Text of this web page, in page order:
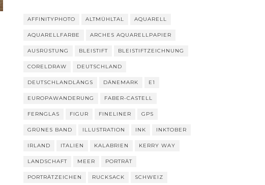
AFFINITYPHOTO ALTMÜHLTAL AQUARELL
AQUARELLFARBE ARCHES AQUARELLPAPIER
AUSRÜSTUNG BLEISTIFT BLEISTIFTZEICHNUNG
CORELDRAW DEUTSCHLAND
DEUTSCHLANDLÄNGS DÄNEMARK E1
EUROPAWANDERUNG FABER-CASTELL
FERNGLAS FIGUR FINELINER GPS
GRÜNES BAND ILLUSTRATION INK INKTOBER
IRLAND ITALIEN KALABRIEN KERRY WAY
LANDSCHAFT MEER PORTRÄT
PORTRÄTZEICHEN RUCKSACK SCHWEIZ